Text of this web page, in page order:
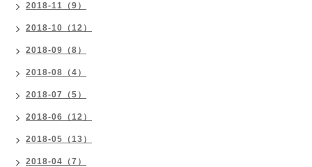
2018-11（9）
2018-10（12）
2018-09（8）
2018-08（4）
2018-07（5）
2018-06（12）
2018-05（13）
2018-04（7）